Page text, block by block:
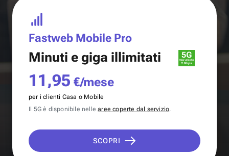
Fastweb Mobile Pro
Minuti e giga illimitati
11,95 €/mese
per i clienti Casa o Mobile
Il 5G è disponibile nellearee coperte dal servizio.
SCOPRI